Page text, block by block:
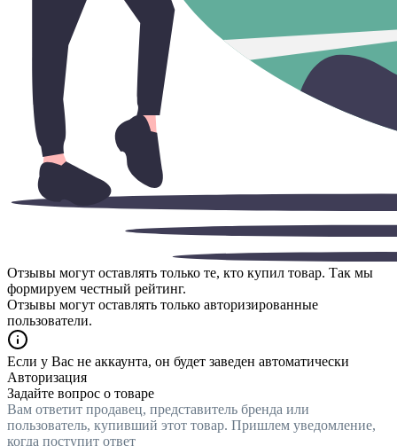
Отзывы могут оставлять только те, кто купил товар. Так мы
формируем честный рейтинг.
Отзывы могут оставлять только авторизированные
пользователи.
Если у Вас не аккаунта, он будет заведен автоматически
Авторизация
Задайте вопрос о товаре
Вам ответит продавец, представитель бренда или
пользователь, купивший этот товар. Пришлем уведомление,
когда поступит ответ